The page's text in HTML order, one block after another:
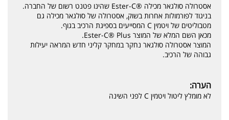
אסטרולה סולגאר מכילה ®Ester-C שהינו פטנט רשום של החברה.
בניגוד לפורמולות אחרות בשוק, אסטרולה של סולגאר מכילה גם
מטבוליטים של ויטמין C המסייעים בספיגת הרכיב בגוף.
מכאן השם המלא של המוצר Ester-C® Plus.
המוצר אסטרולה סולגאר נחקר במחקר קליני חדש המראה יעילות
גבוהה של הרכיב.
הערה:
לא מומלץ ליטול ויטמין C לפני השינה